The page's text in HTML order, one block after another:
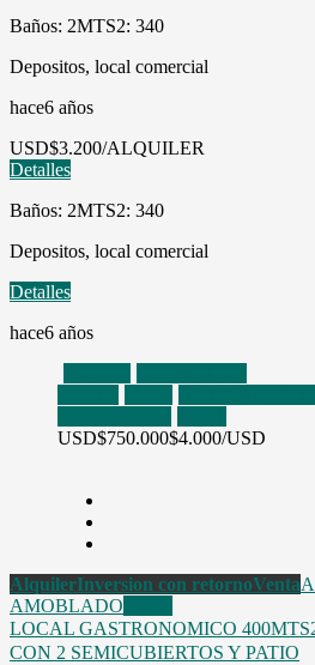
Baños: 2MTS2: 340
Depositos, local comercial
hace6 años
USD$3.200/ALQUILER
Detalles
Baños: 2MTS2: 340
Depositos, local comercial
Detalles
hace6 años
USD$750.000$4.000/USD
AlquilerInversion con retornoVenta
AMOBLADO
LOCAL GASTRONOMICO
CON 2 SEMICUBIERTOS Y PATIO